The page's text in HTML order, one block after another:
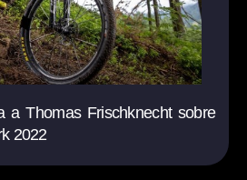
a Thomas Frischknecht sobre
2022